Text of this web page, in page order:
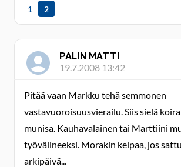
1 2
PALIN MATTI
19.7.2008 13:42
Pitää vaan Markku tehä semmonen
vastavuoroisuusvierailu. Siis sielä
munisa. Kauhavalainen tai Marttiini
työvälineeksi. Morakin kelpaa, jos
arkipäivä...